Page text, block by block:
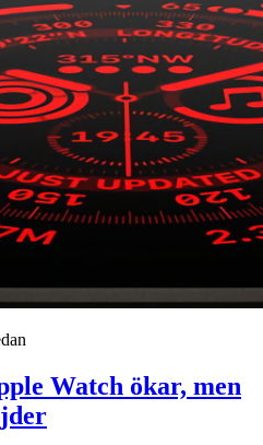
Watch ökar, men